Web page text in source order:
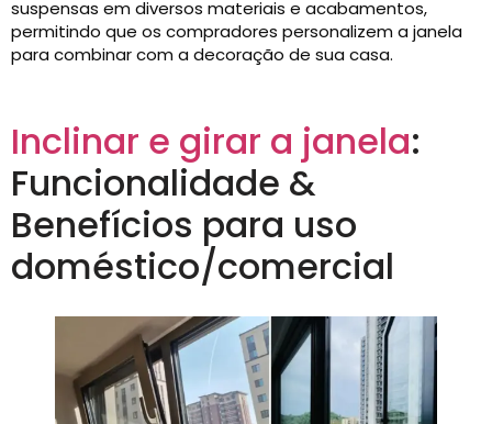
suspensas em diversos materiais e acabamentos,
permitindo que os compradores personalizem a janela
para combinar com a decoração de sua casa.
Inclinar e girar a janela:
Funcionalidade &
Benefícios para uso
doméstico/comercial